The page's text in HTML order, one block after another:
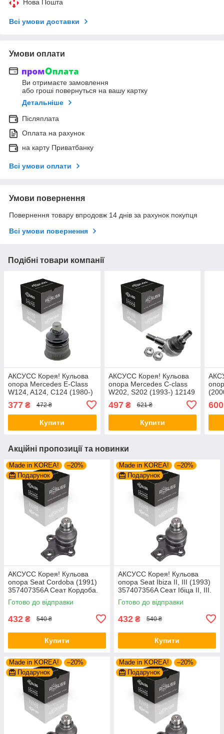
Нова Пошта
Всі умови доставки
Умови оплати
Ви отримаєте замовлення
або гроші повернуться на вашу картку
Детальніше
Післяплата
Оплата на рахунок
на карту Приватбанку
Всі умови оплати
Умови повернення
Повернення товару впродовж 14 днів за рахунок покупця
Всі умови повернення
Подібні товари компанії
AКСУСС Корея! Кульова
опора Mercedes E-Class
W124, A124, C124 (1980-)
377 ₴ 472 ₴
Купити
AКСУСС Корея! Кульова
опора Mercedes C-class
W202, S202 (1993-) 12149
497₴ 621 ₴
Купити
600
Акційні пропозиції та новинки
Made in KOREA!
–20%
Подарунок
AКСУСС Корея! Кульова
опора Seat Cordoba (1991)
357407356A Сеат Кордоба.
Aксусс Корея - Оригинал!
Готово до відправки
432 ₴ 540 ₴
Купити
Made in KOREA!
–20%
Подарунок
AКСУСС Корея! Кульова
опора Seat Ibiza II, III (1993)
357407356A Сеат Ібіца II, III.
Aксусс Корея - Оригинал!
Готово до відправки
432 ₴ 540 ₴
Купити
Made in KOREA!
–20%
Подарунок
Made in KOREA!
–20%
Подарунок